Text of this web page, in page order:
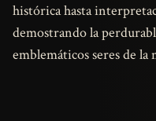
histórica hasta
demostrando la
emblemáticos seres de